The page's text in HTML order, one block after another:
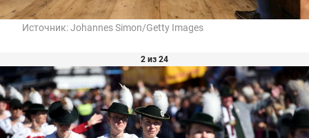
Источник:Johannes Simon/Getty Images
2 из 24